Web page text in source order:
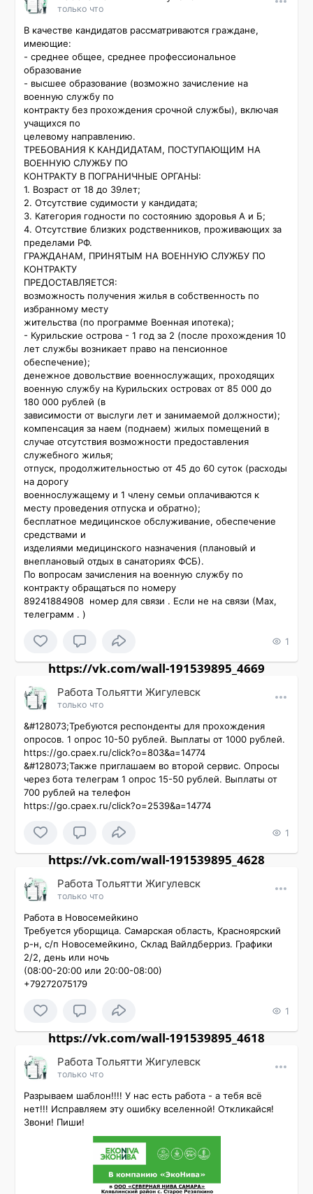
только что
В качестве кандидатов рассматриваются граждане,
имеющие:
- среднее общее, среднее профессиональное
образование
- высшее образование (возможно зачисление на
военную службу по
контракту без прохождения срочной службы), включая
учащихся по
целевому направлению.
ТРЕБОВАНИЯ К КАНДИДАТАМ, ПОСТУПАЮЩИМ НА
ВОЕННУЮ СЛУЖБУ ПО
КОНТРАКТУ В ПОГРАНИЧНЫЕ ОРГАНЫ:
1. Возраст от 18 до 39лет;
2. Отсутствие судимости у кандидата;
3. Категория годности по состоянию здоровья А и Б;
4. Отсутствие близких родственников, проживающих за
пределами РФ.
ГРАЖДАНАМ, ПРИНЯТЫМ НА ВОЕННУЮ СЛУЖБУ ПО
КОНТРАКТУ
ПРЕДОСТАВЛЯЕТСЯ:
возможность получения жилья в собственность по
избранному месту
жительства (по программе Военная ипотека);
- Курильские острова - 1 год за 2 (после прохождения 10
лет службы возникает право на пенсионное
обеспечение);
денежное довольствие военнослужащих, проходящих
военную службу на Курильских островах от 85 000 до
180 000 рублей (в
зависимости от выслуги лет и занимаемой должности);
компенсация за наем (поднаем) жилых помещений в
случае отсутствия возможности предоставления
служебного жилья;
отпуск, продолжительностью от 45 до 60 суток (расходы
на дорогу
военнослужащему и 1 члену семьи оплачиваются к
месту проведения отпуска и обратно);
бесплатное медицинское обслуживание, обеспечение
средствами и
изделиями медицинского назначения (плановый и
внеплановый отдых в санаториях ФСБ).
По вопросам зачисления на военную службу по
контракту обращаться по номеру
89241884908  номер для связи . Если не на связи (Мах,
телеграмм . )
1
https://vk.com/wall-191539895_4669
Работа Тольятти Жигулевск
только что
&#128073;Требуются респонденты для прохождения
опросов. 1 опрос 10-50 рублей. Выплаты от 1000 рублей.
https://go.cpaex.ru/click?o=803&a=14774
&#128073;Также приглашаем во второй сервис. Опросы
через бота телеграм 1 опрос 15-50 рублей. Выплаты от
700 рублей на телефон
https://go.cpaex.ru/click?o=2539&a=14774
1
https://vk.com/wall-191539895_4628
Работа Тольятти Жигулевск
только что
Работа в Новосемейкино
Требуется уборщица. Самарская область, Красноярский
р-н, с/п Новосемейкино, Склад Вайлдберриз. Графики
2/2, день или ночь
(08:00-20:00 или 20:00-08:00)
+79272075179
1
https://vk.com/wall-191539895_4618
Работа Тольятти Жигулевск
только что
Разрываем шаблон!!!! У нас есть работа - а тебя всё
нет!!! Исправляем эту ошибку вселенной! Откликайся!
Звони! Пиши!